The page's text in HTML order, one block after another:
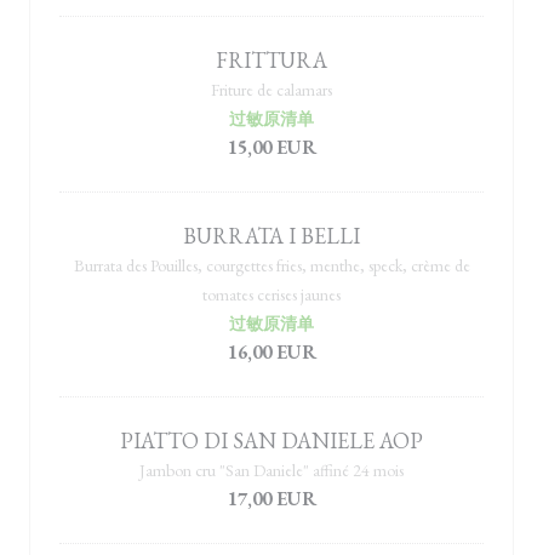
FRITTURA
Friture de calamars
过敏原清单
15,00 EUR
BURRATA I BELLI
Burrata des Pouilles, courgettes fries, menthe, speck, crème de
tomates cerises jaunes
过敏原清单
16,00 EUR
PIATTO DI SAN DANIELE AOP
Jambon cru "San Daniele" affiné 24 mois
17,00 EUR